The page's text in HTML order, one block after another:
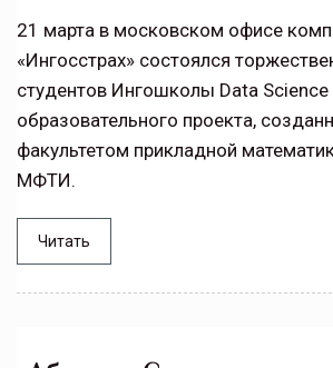
21 марта в московском офисе
«Ингосстрах» состоялся
студентов Ингошколы Data
образовательного проекта,
факультетом прикладной
МФТИ.
Читать